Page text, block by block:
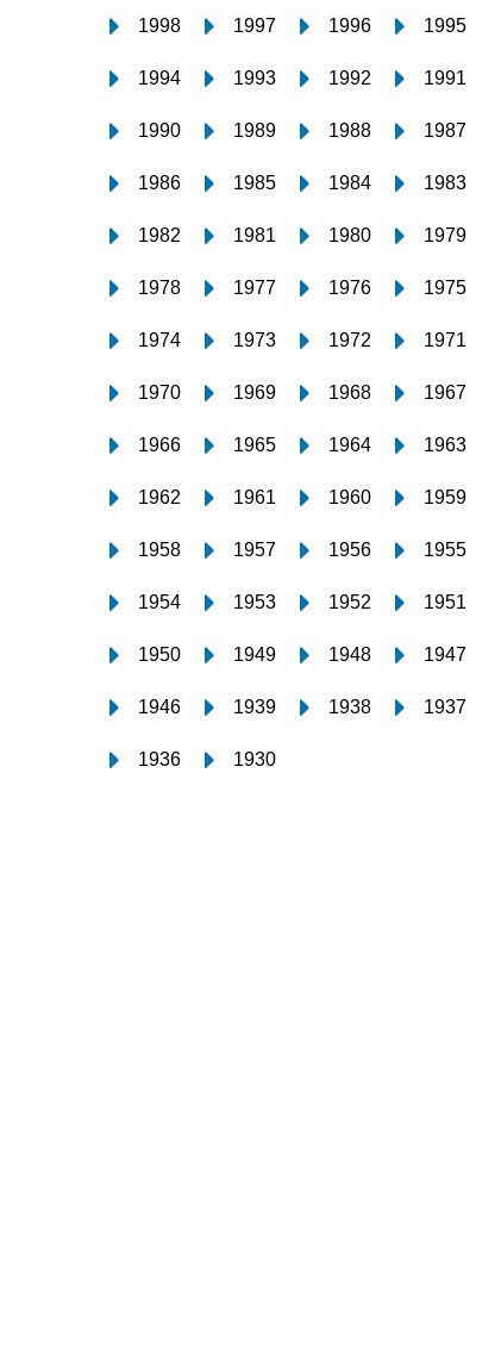
1998 1997 1996 1995
1994 1993 1992 1991
1990 1989 1988 1987
1986 1985 1984 1983
1982 1981 1980 1979
1978 1977 1976 1975
1974 1973 1972 1971
1970 1969 1968 1967
1966 1965 1964 1963
1962 1961 1960 1959
1958 1957 1956 1955
1954 1953 1952 1951
1950 1949 1948 1947
1946 1939 1938 1937
1936 1930